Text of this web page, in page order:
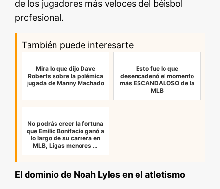
de los jugadores más veloces del béisbol
profesional.
También puede interesarte
Mira lo que dijo Dave
Roberts sobre la polémica
jugada de Manny Machado
Esto fue lo que
desencadenó el momento
más ESCANDALOSO de la
MLB
No podrás creer la fortuna
que Emilio Bonifacio ganó a
lo largo de su carrera en
MLB, Ligas menores …
El dominio de Noah Lyles en el atletismo